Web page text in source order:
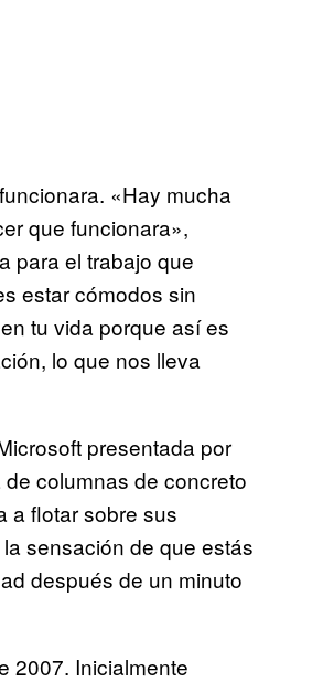
«Hay mucha
que funcionara»,
para el trabajo que
estar cómodos sin
tu vida porque así es
lo que nos lleva
presentada por
columnas de concreto
a flotar sobre sus
sensación de que estás
después de un minuto
2007. Inicialmente